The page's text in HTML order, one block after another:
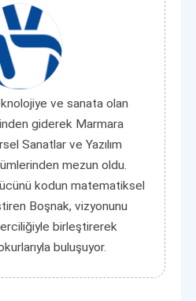
ve sanata olan
giderek Marmara
Sanatlar ve Yazılım
mezun oldu.
kodun matematiksel
Boşnak, vizyonunu
birleştirerek
buluşuyor.